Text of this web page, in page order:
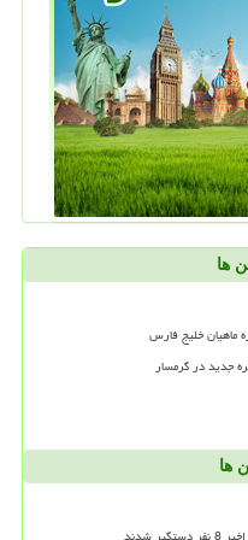
ها
ماهیان خلیج فارس
ها